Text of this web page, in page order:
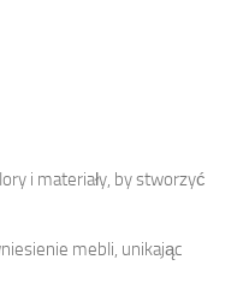
i materiały, by stworzyć
mebli, unikając